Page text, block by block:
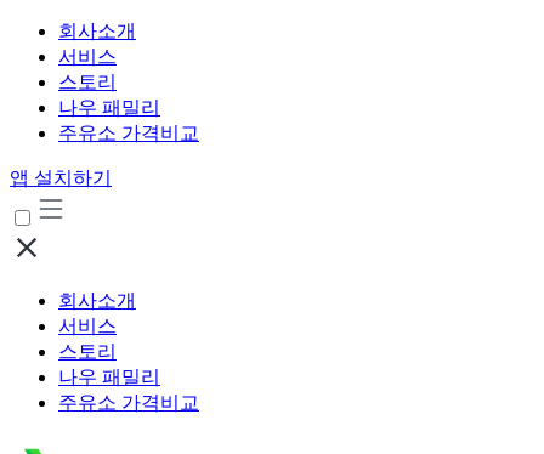
회사소개
서비스
스토리
나우 패밀리
주유소 가격비교
앱 설치하기
회사소개
서비스
스토리
나우 패밀리
주유소 가격비교